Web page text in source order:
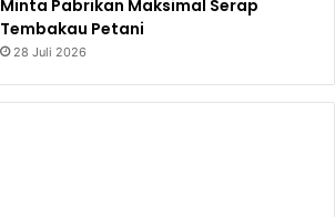
Minta Pabrikan Maksimal Serap
Tembakau Petani
28 Juli 2026